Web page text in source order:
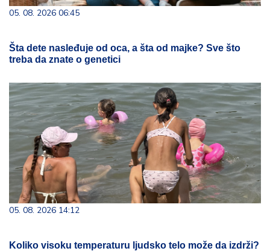
05. 08. 2026 06:45
Šta dete nasleđuje od oca, a šta od majke? Sve što
treba da znate o genetici
05. 08. 2026 14:12
Koliko visoku temperaturu ljudsko telo može da izdrži?